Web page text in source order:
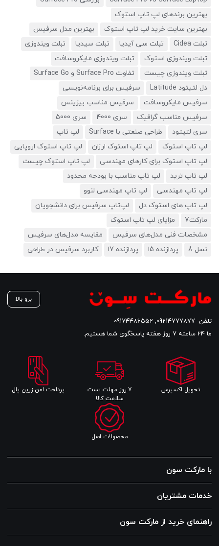
بهترین برندهای لپ تاپ استوک
بهترین سایت خرید لپ تاپ استوک
بهترین مدل سرفیس
تبلت Cidea
تبلت سی آیدیا تبلت سیدیا
تبلت ویندوزی
تبلت ویندوزی استوک
تبلت ویندوزی مایکروسافت
تبلت ویندوزی چیست
تفاوت Surface Pro و Surface Go
دل لتیتود Latitude
سرفیس برای برنامه‌نویسی
سرفیس مایکروسافت
سرفیس مناسب بیزینس
سرفیس مناسب گرافیک
سری 4000
سری 5000
سری لتیتود
طراحی صنعتی با Surface
لپ تاپ
لپ تاپ استوک
لپ تاپ استوک ارزان
لپ تاپ استوک اروپایی
لپ تاپ استوک برای کارهای مهندسی
لپ تاپ استوک چیست
لپ تاپ ترید
لپ تاپ مناسب با بودجه محدود
لپ تاپ مهندسی
لپ تاپ مهندسی لنوو
لپ تاپ های استوک دل
لپ‌تاپ سرفیس برای دانشجویان
مارکت7
مزایای لپ تاپ استوک
مشخصات فنی مدل‌های سرفیس
مقایسه مدل‌های سرفیس
نسل 8
پردازنده i5 پردازنده i7 کاربرد سرفیس در طراحی
برو بالا
تلفن 09214777877
,
09174486552
ما 24 ساعته 7 روز هفته پاسخگوی شما هستیم.
تحویل اکسپرس
7 روز مهلت تست
سلامت کالا
پرداخت امن زرین پال
محصولات اصل
با مارکت سون
خدمات مشتریان
راهنمای خرید از مارکت سون